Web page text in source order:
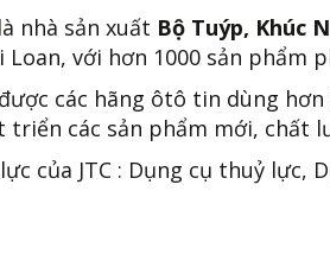
là nhà sản xuất Bộ Tuýp, Khúc
với hơn 1000 sản phẩm
các hãng ôtô tin dùng
triển các sản phẩm mới, chất
của JTC : Dụng cụ thuỷ lực,